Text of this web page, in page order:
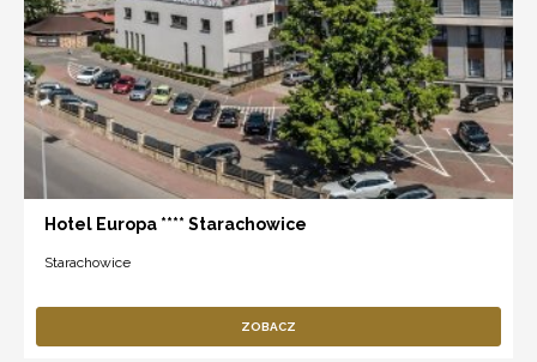
Hotel Europa **** Starachowice
Starachowice
ZOBACZ